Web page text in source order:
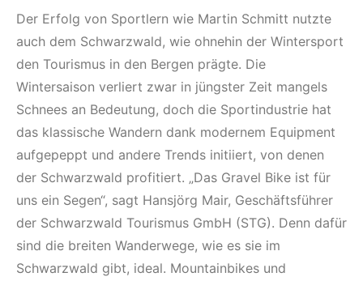
Der Erfolg von Sportlern wie Martin Schmitt nutzte
auch dem Schwarzwald, wie ohnehin der Wintersport
den Tourismus in den Bergen prägte. Die
Wintersaison verliert zwar in jüngster Zeit mangels
Schnees an Bedeutung, doch die Sportindustrie hat
das klassische Wandern dank modernem Equipment
aufgepeppt und andere Trends initiiert, von denen
der Schwarzwald profitiert. „Das Gravel Bike ist für
uns ein Segen“, sagt Hansjörg Mair, Geschäftsführer
der Schwarzwald Tourismus GmbH (STG). Denn dafür
sind die breiten Wanderwege, wie es sie im
Schwarzwald gibt, ideal. Mountainbikes und